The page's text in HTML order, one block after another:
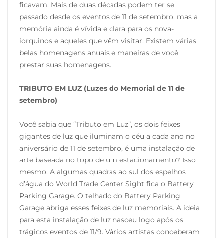
ficavam. Mais de duas décadas podem ter se
passado desde os eventos de 11 de setembro, mas a
memória ainda é vívida e clara para os nova-
iorquinos e aqueles que vêm visitar. Existem várias
belas homenagens anuais e maneiras de você
prestar suas homenagens.
TRIBUTO EM LUZ (Luzes do Memorial de 11 de
setembro)
Você sabia que “Tributo em Luz”, os dois feixes
gigantes de luz que iluminam o céu a cada ano no
aniversário de 11 de setembro, é uma instalação de
arte baseada no topo de um estacionamento? Isso
mesmo. A algumas quadras ao sul dos espelhos
d’água do World Trade Center Sight fica o Battery
Parking Garage. O telhado do Battery Parking
Garage abriga esses feixes de luz memoriais. A ideia
para esta instalação de luz nasceu logo após os
trágicos eventos de 11/9. Vários artistas conceberam